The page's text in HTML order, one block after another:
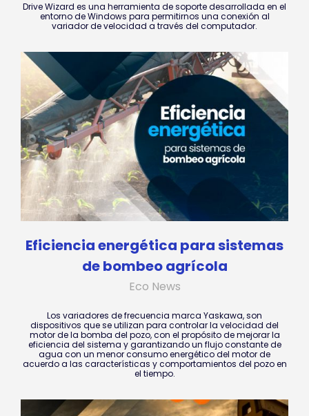
Drive Wizard es una herramienta de soporte desarrollada en el
entorno de Windows para permitirnos una conexión al
variador de velocidad a través del computador.
Eficiencia energética para sistemas
de bombeo agrícola
Eco News
Los variadores de frecuencia marca Yaskawa, son
dispositivos que se utilizan para controlar la velocidad del
motor de la bomba del pozo, con el propósito de mejorar la
eficiencia del sistema y garantizando un flujo constante de
agua con un menor consumo energético del motor de
acuerdo a las características y comportamientos del pozo en
el tiempo.